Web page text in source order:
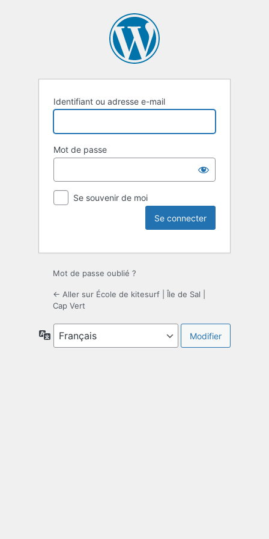
Identifiant ou adresse e-mail
Mot de passe
Se souvenir de moi
Mot de passe oublié ?
← Aller sur École de kitesurf | Île de Sal |
Cap Vert
Langue